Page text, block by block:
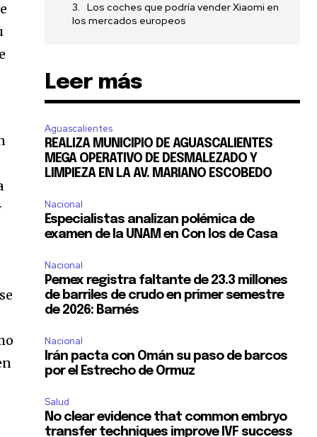
Los coches que podría vender Xiaomi en
los mercados europeos
Leer más
Aguascalientes
REALIZA MUNICIPIO DE AGUASCALIENTES
MEGA OPERATIVO DE DESMALEZADO Y
LIMPIEZA EN LA AV. MARIANO ESCOBEDO
Nacional
Especialistas analizan polémica de
examen de la UNAM en Con los de Casa
Nacional
Pemex registra faltante de 23.3 millones
de barriles de crudo en primer semestre
de 2026: Barnés
Nacional
Irán pacta con Omán su paso de barcos
por el Estrecho de Ormuz
Salud
No clear evidence that common embryo
transfer techniques improve IVF success